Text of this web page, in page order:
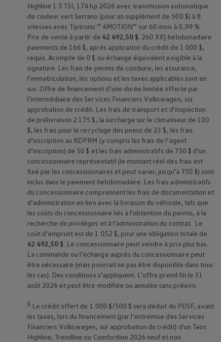
Highline 1.5 TSI, 174 hp 2026 avec transmission automatique
de couleur vert Serrano (pour un supplément de 500 $) à 8
vitesses avec Tiptronic🅫 4MOTION🅫 sur 60 mois à 0,99 %.
Prix de vente à partir de 42 492,50 $. 260 XX} hebdomadaire
paiements de 166 $, après application du crédit de 1 000 $,
requis. Acompte de 0 $ ou échange équivalent exigible à la
signature. Les frais de permis de conduire, les assurance,
l’immatriculation, les options et les taxes applicables sont en
sus. Offre de financement d’une durée limitée offerte par
l’intermédiaire des Services Financiers Volkswagen, sur
approbation de crédit. Les frais de transport et d’inspection
de prélivraison 2 175 $, la surcharge sur le climatiseur de 100
$, les frais pour le recyclage des pneus de 23 $, les frais
d’inscription au RDPRM (y compris les frais de l’agent
d’inscription) de 50 $ et les frais administratifs de 750 $ d’un
concessionnaire représentatif (le montant réel des frais est
fixé par les concessionnaires et peut varier, jusqu’à 750 $) sont
inclus dans le paiement hebdomadaire. Les frais administratifs
du concessionnaire comprennent les frais de documentation et
d’administration en lien avec la livraison du véhicule, tels que
les coûts du concessionnaire liés à l'obtention du permis, à la
recherche de privilèges et à l'administration du contrat. Le
coût d’emprunt est de 1 052 $, pour une obligation totale de
42 492,50 $. Le concessionnaire peut vendre à prix plus bas.
La commande ou l’échange auprès du concessionnaire peut
être nécessaire (mais pourrait ne pas être disponible dans tous
les cas). Des conditions s’appliquent. L’offre prend fin le 31
août 2026 et peut être modifiée ou annulée sans préavis.
§ Le crédit offert de 1 000 $/500 $ sera déduit du PDSF, avant
les taxes, lors du financement (par l’entremise des Services
Financiers Volkswagen, sur approbation du crédit) d'un Taos
Highline, Trendline ou Comfortline 2026 neuf et non